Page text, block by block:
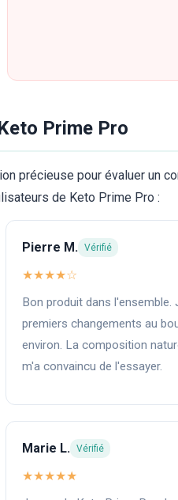
Prime Pro
précieuse pour évaluer un
de Keto Prime Pro :
Pierre M. Vérifié
★★★★☆
Bon produit dans l'ensemble.
premiers changements au
environ. La composition
m'a convaincu de l'essayer.
Marie L. Vérifié
★★★★★